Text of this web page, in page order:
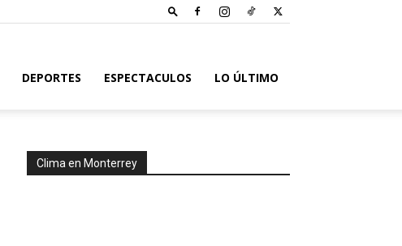
DEPORTES ESPECTACULOS LO ÚLTIMO
Clima en Monterrey